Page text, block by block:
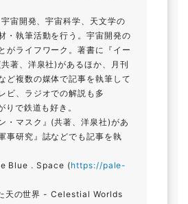
宙開発、宇宙科学、天文学の
・執筆活動を行う。宇宙開発の
がライフワーク。著書に『イー
著、洋泉社)があるほか、月刊
ど複数の媒体で記事を執筆して
ビ、ラジオでの解説も多
りで鉄道も好き。
・マスク』(共著、洋泉社)があ
事研究』誌などでも記事を執
Blue . Space (https://pale-
天の世界 - Celestial Worlds